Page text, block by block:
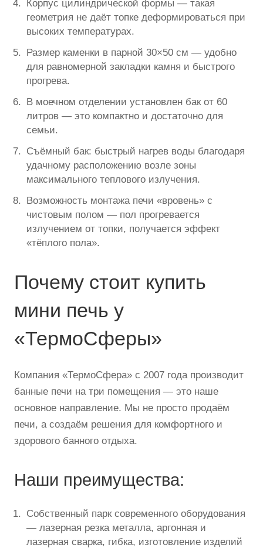
Корпус цилиндрической формы — такая
геометрия не даёт топке деформироваться при
высоких температурах.
Размер каменки в парной 30×50 см — удобно
для равномерной закладки камня и быстрого
прогрева.
В моечном отделении установлен бак от 60
литров — это компактно и достаточно для
семьи.
Съёмный бак: быстрый нагрев воды благодаря
удачному расположению возле зоны
максимального теплового излучения.
Возможность монтажа печи «вровень» с
чистовым полом — пол прогревается
излучением от топки, получается эффект
«тёплого пола».
Почему стоит купить
мини печь у
«ТермоСферы»
Компания «ТермоСфера» с 2007 года производит
банные печи на три помещения — это наше
основное направление. Мы не просто продаём
печи, а создаём решения для комфортного и
здорового банного отдыха.
Наши преимущества:
Собственный парк современного оборудования
— лазерная резка металла, аргонная и
лазерная сварка, гибка, изготовление изделий